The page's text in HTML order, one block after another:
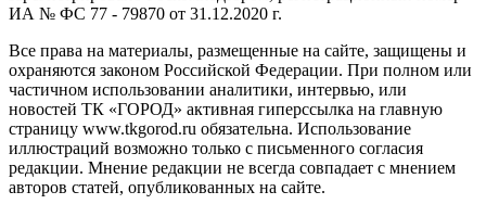
ИА № ФС 77 - 79870 от 31.12.2020 г.
Все права на материалы, размещенные на сайте, защищены и
охраняются законом Российской Федерации. При полном или
частичном использовании аналитики, интервью, или
новостей ТК «ГОРОД» активная гиперссылка на главную
страницу www.tkgorod.ru обязательна. Использование
иллюстраций возможно только с письменного согласия
редакции. Мнение редакции не всегда совпадает с мнением
авторов статей, опубликованных на сайте.